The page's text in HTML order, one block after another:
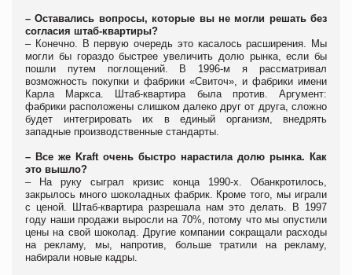
– Оставались вопросы, которые вы не могли решать без
согласия штаб-квартиры?
– Конечно. В первую очередь это касалось расширения. Мы
могли бы гораздо быстрее увеличить долю рынка, если бы
пошли путем поглощений. В 1996-м я рассматривал
возможность покупки и фабрики «Свиточ», и фабрики имени
Карла Маркса. Штаб-квартира была против. Аргумент:
фабрики расположены слишком далеко друг от друга, сложно
будет интегрировать их в единый организм, внедрять
западные производственные стандарты.
– Все же Kraft очень быстро нарастила долю рынка. Как
это вышло?
– На руку сыграл кризис конца 1990-х. Обанкротилось,
закрылось много шоколадных фабрик. Кроме того, мы играли
с ценой. Штаб-квартира разрешала нам это делать. В 1997
году наши продажи выросли на 70%, потому что мы опустили
цены на свой шоколад. Другие компании сокращали расходы
на рекламу, мы, напротив, больше тратили на рекламу,
набирали новые кадры.